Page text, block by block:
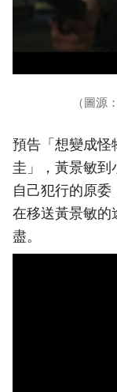
（圖源
預告「想變成怪
圭」，黃景敏到
自己犯行的原
在移送黃景敏的
盡。